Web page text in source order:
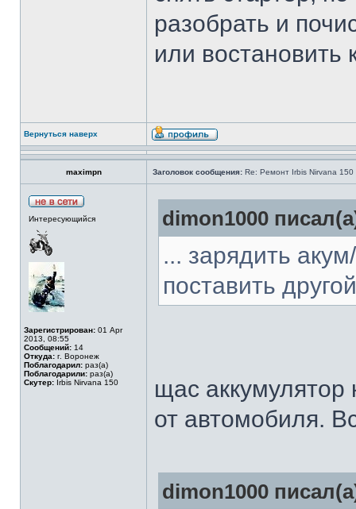
разобрать и
или востановить
Вернуться наверх
maximpn Заголовок сообщения: Re: Ремонт Irbis Nirvana 150
Интересующийся
Зарегистрирован: 01 Apr
2013, 08:55
Сообщений: 14
Откуда: г. Воронеж
Поблагодарил: раз(а)
Поблагодарили: раз(а)
Скутер: Irbis Nirvana 150
dimon1000
... зарядить
поставить
щас
от автомобиля.
dimon1000